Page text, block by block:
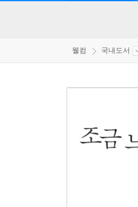
웰컴 국내도서